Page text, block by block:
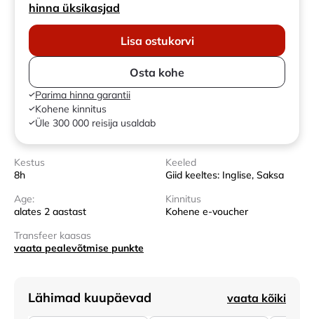
hinna üksikasjad
Lisa ostukorvi
Osta kohe
Parima hinna garantii
Kohene kinnitus
Üle 300 000 reisija usaldab
Kestus
8h
Keeled
Giid keeltes: Inglise, Saksa
Age:
alates 2 aastast
Kinnitus
Kohene e-voucher
Transfeer kaasas
vaata pealevõtmise punkte
Lähimad kuupäevad vaata kõiki